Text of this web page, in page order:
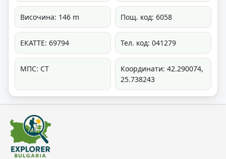
Височина: 146 m Пощ. код: 6058
ЕКАТТЕ: 69794 Тел. код: 041279
МПС: СТ
Координати: 42.290074,
25.738243